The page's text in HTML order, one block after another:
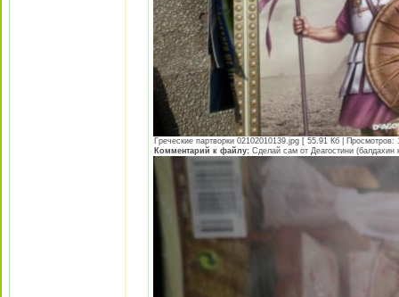
Греческие партворки 02102010139.jpg [ 55.91 Кб | Просмотров:
Комментарий к файлу: Сделай сам от Деагостини (балдахин